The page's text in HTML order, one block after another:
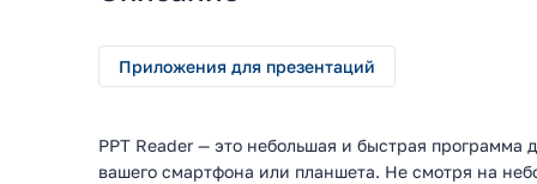
Приложения для презентаций
PPT Reader — это небольшая и быстрая программа
вашего смартфона или планшета. Не смотря на